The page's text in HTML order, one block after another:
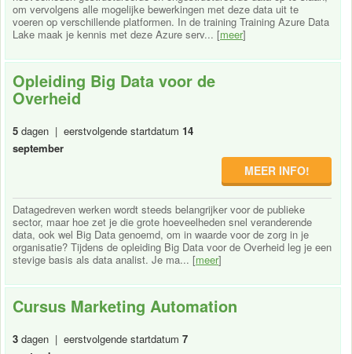
om vervolgens alle mogelijke bewerkingen met deze data uit te
voeren op verschillende platformen. In de training Training Azure Data
Lake maak je kennis met deze Azure serv... [meer]
Opleiding Big Data voor de
Overheid
5 dagen | eerstvolgende startdatum 14
september
MEER INFO!
Datagedreven werken wordt steeds belangrijker voor de publieke
sector, maar hoe zet je die grote hoeveelheden snel veranderende
data, ook wel Big Data genoemd, om in waarde voor de zorg in je
organisatie? Tijdens de opleiding Big Data voor de Overheid leg je een
stevige basis als data analist. Je ma... [meer]
Cursus Marketing Automation
3 dagen | eerstvolgende startdatum 7